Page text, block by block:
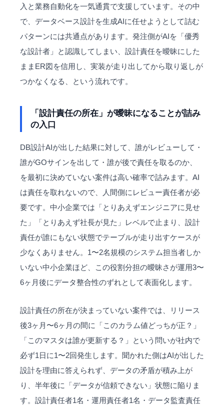
入と業務自動化を一気通貫で支援しています。その中
で、データベース設計を生成AIに任せようとして詰む
パターンには共通点があります。発注側がAIを「優秀
な設計者」と認識してしまい、設計責任を曖昧にした
ままER図を信用し、実装が走り出してから取り返しが
つかなくなる、という流れです。
「設計責任の所在」が曖昧になることが詰み
の入口
DB設計AIが出した結果に対して、誰がレビューして・
誰がGOサインを出して・誰が後で責任を取るのか、
を最初に決めていない案件は高い確率で詰みます。AI
は責任を取れないので、人間側にレビュー責任者が必
要です。中小企業では「とりあえずエンジニアに見せ
た」「とりあえず社長が見た」レベルで止まり、設計
責任が誰にもない状態でテーブルが走り出すケースが
少なくありません。1〜2名規模のシステム担当者しか
いない中小企業ほど、この役割分担の曖昧さが運用3〜
6ヶ月後にデータ整合性のずれとして表面化します。
設計責任の所在が決まっていない案件では、リリース
後3ヶ月〜6ヶ月の間に「このカラム値どっちが正？」
「このマスタは誰が更新する？」という問いが社内で
必ず1日に1〜2回発生します。聞かれた側はAIが出した
設計を理由に答えられず、データの矛盾が積み上が
り、半年後に「データが信頼できない」状態に陥りま
す。設計責任者1名・運用責任者1名・データ監査責任